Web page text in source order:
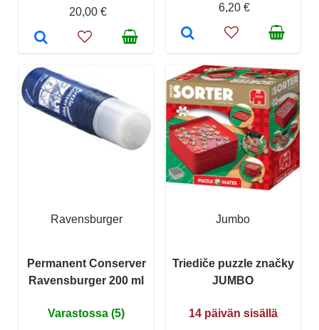
20,00 €
6,20 €
Ravensburger
Permanent Conserver
Ravensburger 200 ml
Varastossa (5)
Jumbo
Triediče puzzle značky
JUMBO
14 päivän sisällä